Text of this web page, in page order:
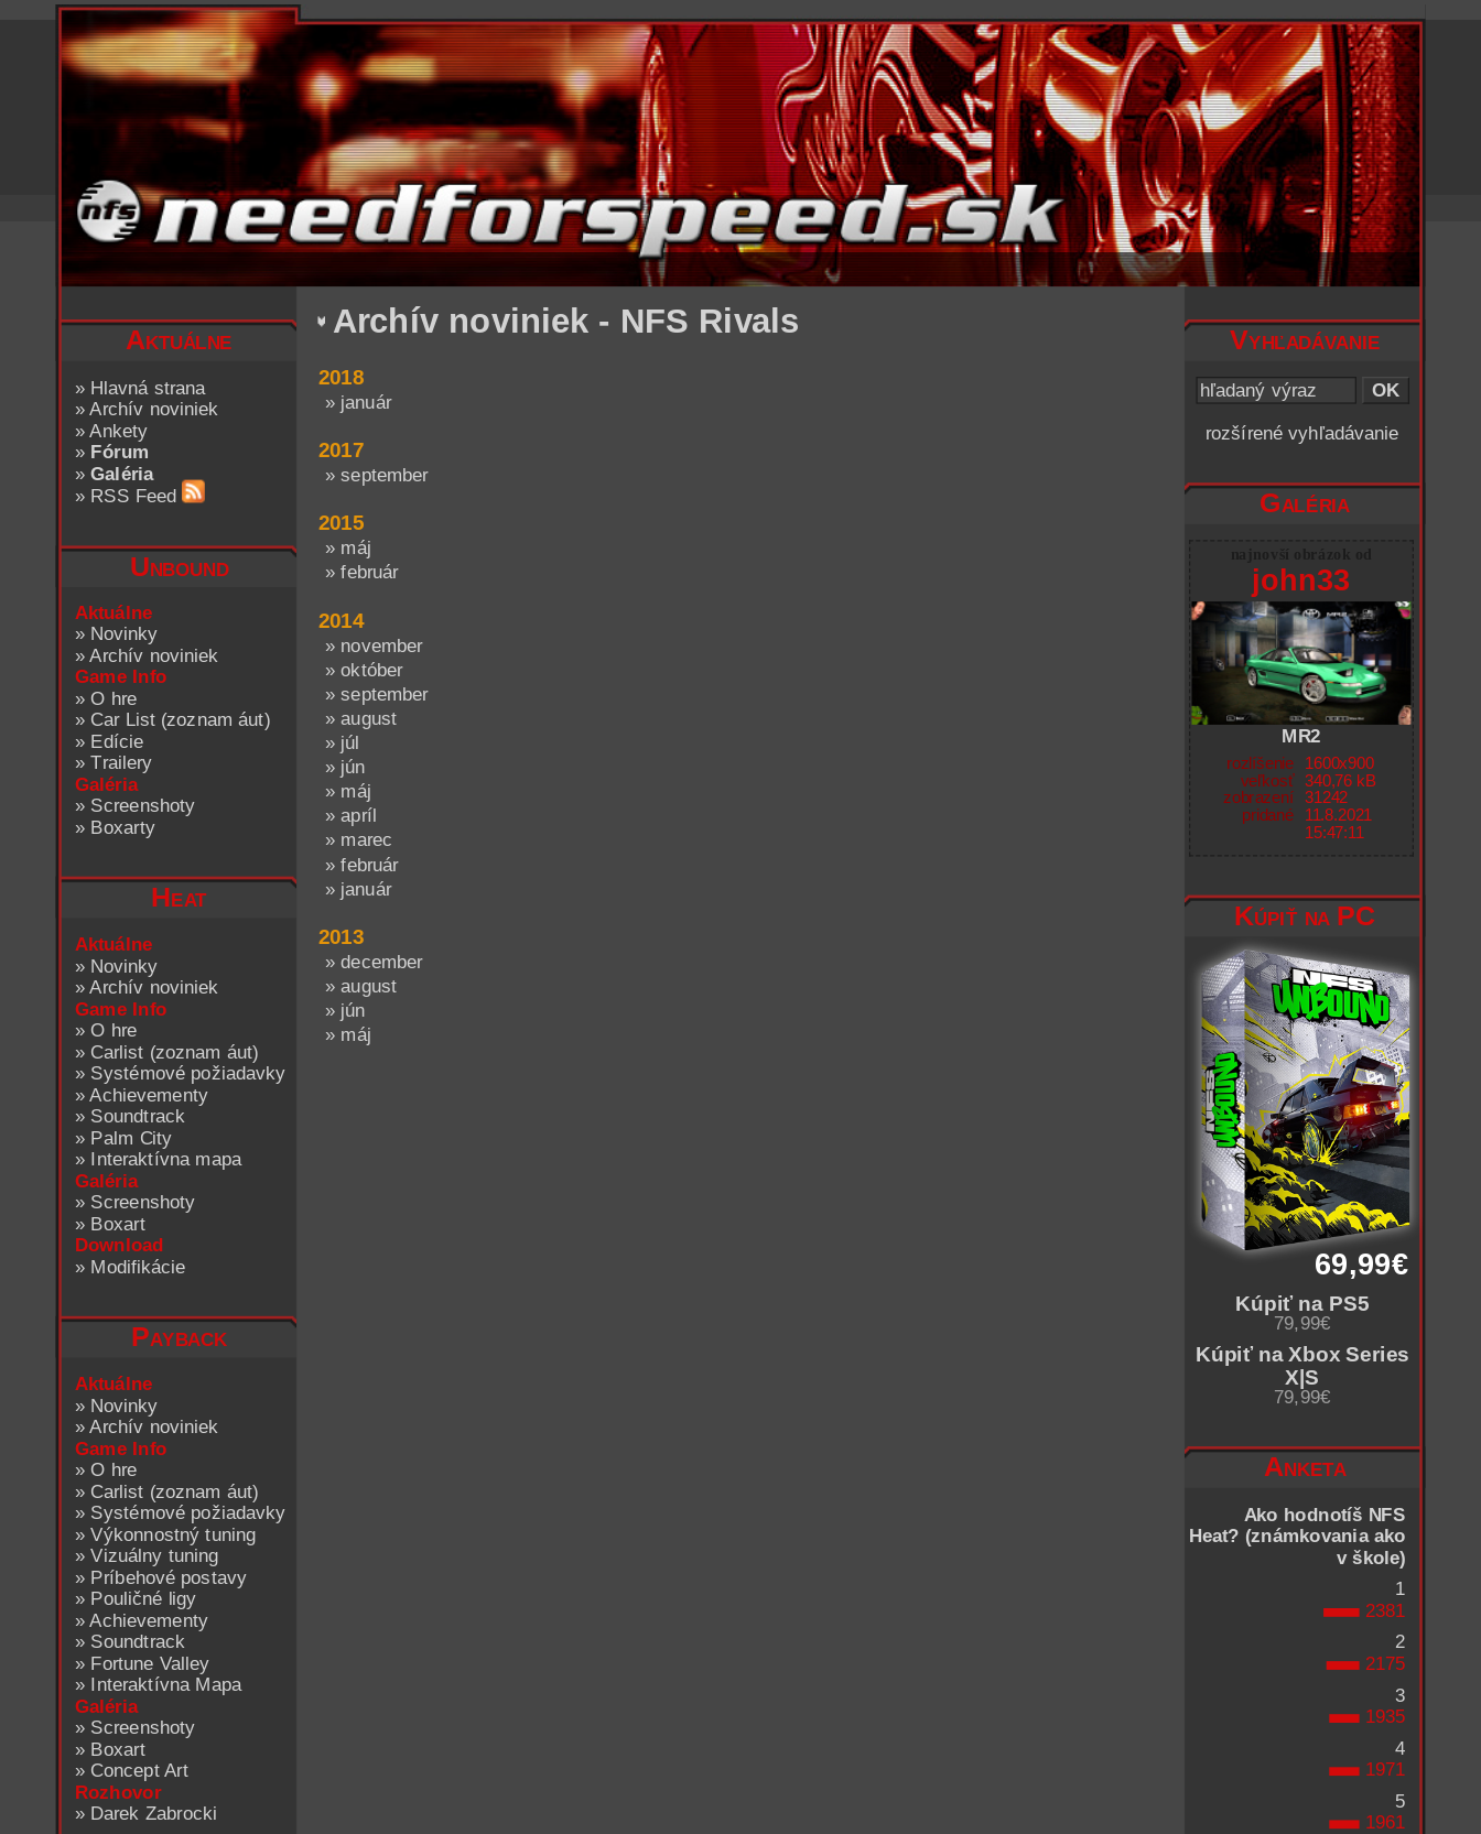
Aktuálne
» Hlavná strana
»Archív noviniek
»Ankety
» Fórum
»Galéria
» RSS Feed
Unbound
Aktuálne
» Novinky
»Archív noviniek
Game Info
»O hre
» Car List (zoznam áut)
» Edície
»Trailery
Galéria
» Screenshoty
» Boxarty
Heat
Aktuálne
» Novinky
»Archív noviniek
Game Info
»O hre
» Carlist (zoznam áut)
» Systémové požiadavky
»Achievementy
» Soundtrack
» Palm City
» Interaktívna mapa
Galéria
» Screenshoty
» Boxart
Download
» Modifikácie
Payback
Aktuálne
» Novinky
»Archív noviniek
Game Info
»O hre
» Carlist (zoznam áut)
» Systémové požiadavky
»Výkonnostný tuning
»Vizuálny tuning
» Príbehové postavy
» Pouličné ligy
»Achievementy
» Soundtrack
» Fortune Valley
» Interaktívna Mapa
Galéria
» Screenshoty
» Boxart
» Concept Art
Rozhovor
» Darek Zabrocki
Vyhľadávanie
rozšírené vyhľadávanie
Galéria
john33
MR2
rozlíšenie
veľkosť
zobrazení
pridané
1600x900
340,76 kB
31242
11.8.2021
15:47:11
Kúpiť na PC
69,99€
Kúpiť na PS5
79,99€
Kúpiť na Xbox Series
X|S
79,99€
Anketa
Ako hodnotíš NFS
Heat? (známkovania ako
v škole)
1
2381
2
2175
3
1935
4
1971
5
1961
Archív noviniek - NFS Rivals
2018
» január
2017
» september
2015
» máj
» február
2014
» november
» október
» september
» august
» júl
» jún
» máj
» apríl
» marec
» február
» január
2013
» december
» august
» jún
» máj